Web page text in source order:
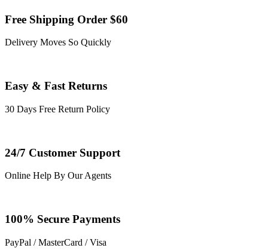
Free Shipping Order $60
Delivery Moves So Quickly
Easy & Fast Returns
30 Days Free Return Policy
24/7 Customer Support
Online Help By Our Agents
100% Secure Payments
PayPal / MasterCard / Visa